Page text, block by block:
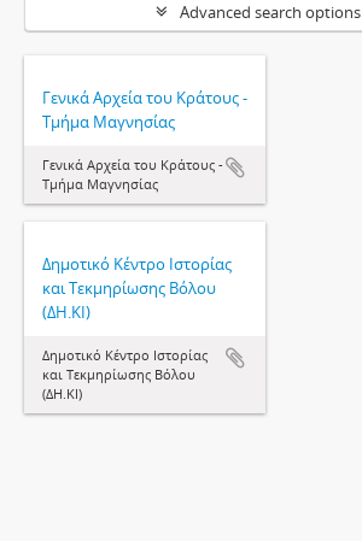
Advanced search options
Γενικά Αρχεία του Κράτους -
Τμήμα Μαγνησίας
Γενικά Αρχεία του Κράτους -
Τμήμα Μαγνησίας
Δημοτικό Κέντρο Ιστορίας
και Τεκμηρίωσης Βόλου
(ΔΗ.ΚΙ)
Δημοτικό Κέντρο Ιστορίας
και Τεκμηρίωσης Βόλου
(ΔΗ.ΚΙ)